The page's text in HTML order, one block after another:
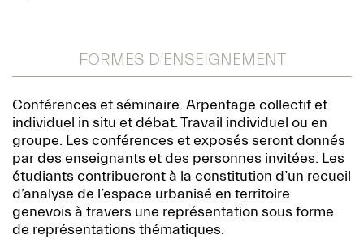
FORMES D’ENSEIGNEMENT
Conférences et séminaire. Arpentage collectif et
individuel in situ et débat. Travail individuel ou en
groupe. Les conférences et exposés seront donnés
par des enseignants et des personnes invitées. Les
étudiants contribueront à la constitution d’un recueil
d’analyse de l’espace urbanisé en territoire
genevois à travers une représentation sous forme
de représentations thématiques.